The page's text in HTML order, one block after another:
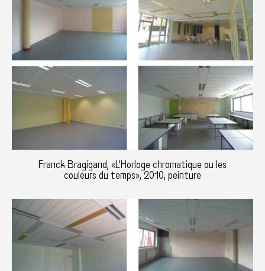
Franck Bragigand, «L'Horloge chromatique ou les
couleurs du temps», 2010, peinture